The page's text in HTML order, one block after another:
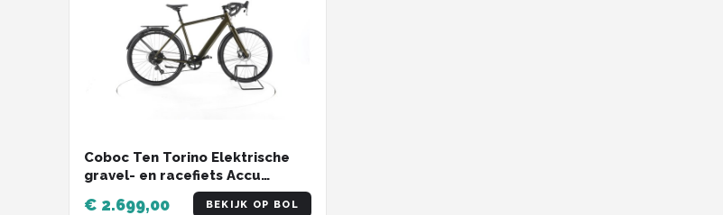
Coboc Ten Torino Elektrische
gravel- en racefiets Accu
360Wh 27,5" groen Pro
€ 2.699,00 BEKIJK OP BOL